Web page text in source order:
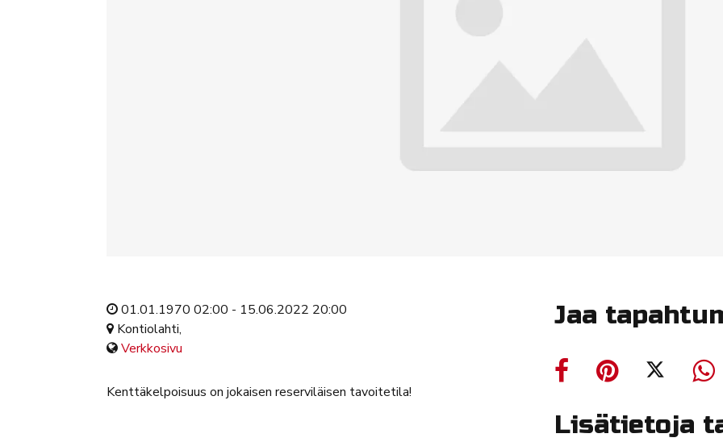
01.01.1970 02:00 - 15.06.2022 20:00
Kontiolahti,
Verkkosivu
Kenttäkelpoisuus on jokaisen reserviläisen tavoitetila!
Jaa
Lisätietoja